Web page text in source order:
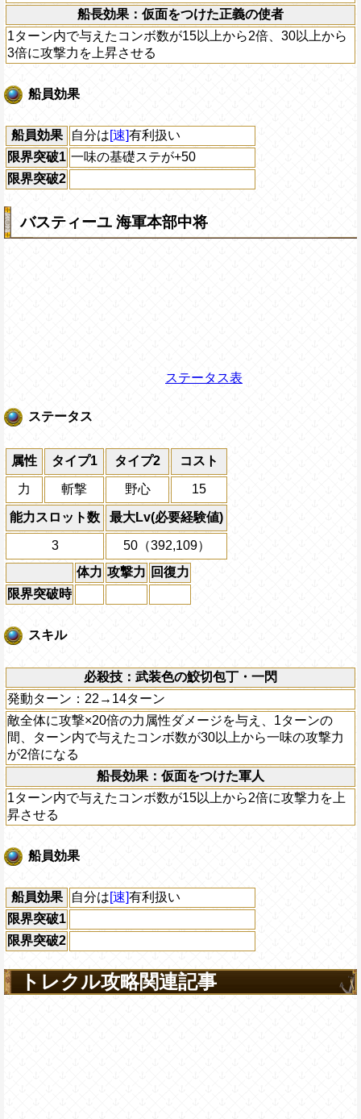
船長効果：仮面をつけた正義の使者
1ターン内で与えたコンボ数が15以上から2倍、30以上から
3倍に攻撃力を上昇させる
船員効果
船員効果 自分は[速]有利扱い
限界突破1 一味の基礎ステが+50
限界突破2
バスティーユ 海軍本部中将
ステータス表
ステータス
属性 タイプ1 タイプ2 コスト
力 斬撃 野心 15
能力スロット数 最大Lv(必要経験値)
3
50（392,109）
体力 攻撃力 回復力
限界突破時
スキル
必殺技：武装色の鮫切包丁・一閃
発動ターン：22→14ターン
敵全体に攻撃×20倍の力属性ダメージを与え、1ターンの
間、ターン内で与えたコンボ数が30以上から一味の攻撃力
が2倍になる
船長効果：仮面をつけた軍人
1ターン内で与えたコンボ数が15以上から2倍に攻撃力を上
昇させる
船員効果
船員効果 自分は[速]有利扱い
限界突破1
限界突破2
トレクル攻略関連記事